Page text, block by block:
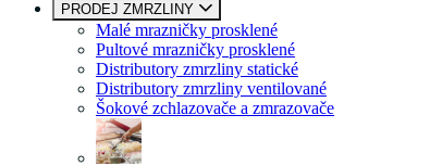
PRODEJ ZMRZLINY
Malé mrazničky prosklené
Pultové mrazničky prosklené
Distributory zmrzliny statické
Distributory zmrzliny ventilované
Šokové zchlazovače a zmrazovače